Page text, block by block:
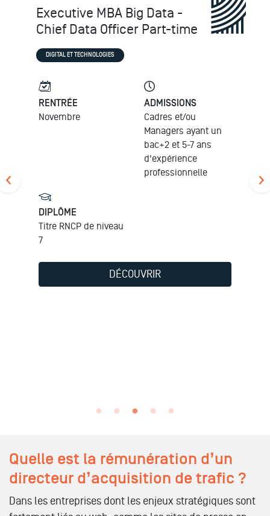
Executive MBA Big Data -
Chief Data Officer Part-time
DIGITAL ET TECHNOLOGIES
RENTRÉE
Novembre
ADMISSIONS
Cadres et/ou
Managers ayant un
bac+2 et 5-7 ans
d'expérience
professionnelle
DIPLÔME
Titre RNCP de niveau
7
DÉCOUVRIR
Quelle est la rémunération d’un
directeur d’acquisition de trafic ?
Dans les entreprises dont les enjeux stratégiques sont